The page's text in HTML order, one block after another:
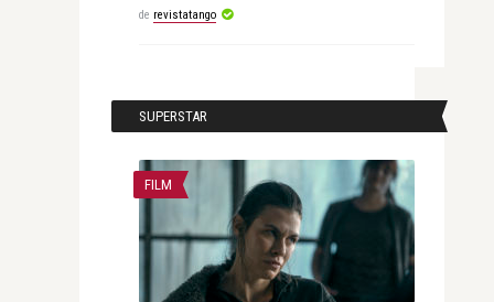
de revistatango
SUPERSTAR
FILM